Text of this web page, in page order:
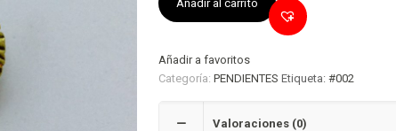
Añadir al carrito
Añadir a favoritos
Categoría: PENDIENTES Etiqueta: #002
Valoraciones (0)